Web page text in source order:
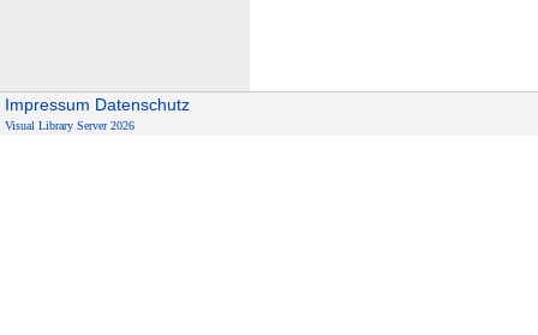
Impressum Datenschutz
Visual Library Server 2026